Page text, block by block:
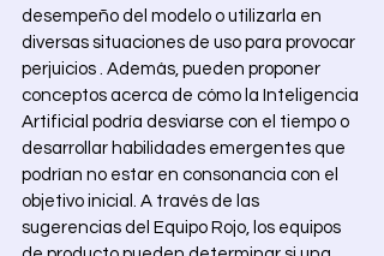
desempeño del modelo o utilizarla en
diversas situaciones de uso para provocar
perjuicios . Además, pueden proponer
conceptos acerca de cómo la Inteligencia
Artificial podría desviarse con el tiempo o
desarrollar habilidades emergentes que
podrían no estar en consonancia con el
objetivo inicial. A través de las
sugerencias del Equipo Rojo, los equipos